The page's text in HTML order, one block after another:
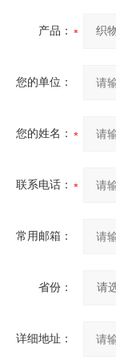
产品：
您的单位：
您的姓名：
联系电话：
常用邮箱：
省份：
详细地址：